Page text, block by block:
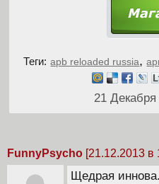
Теги: apb reloaded russia,
21
FunnyPsycho [21.12.2013 в
Щедрая